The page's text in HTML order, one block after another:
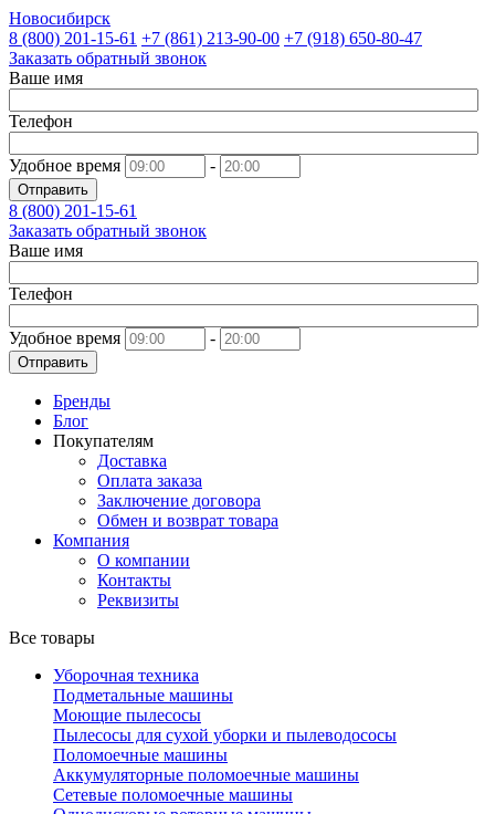
Новосибирск
8 (800) 201-15-61 +7 (861) 213-90-00 +7 (918) 650-80-47
Заказать обратный звонок
Ваше имя
Телефон
Удобное время -
Отправить
8 (800) 201-15-61
Заказать обратный звонок
Ваше имя
Телефон
Удобное время -
Отправить
Бренды
Блог
Покупателям
Доставка
Оплата заказа
Заключение договора
Обмен и возврат товара
Компания
О компании
Контакты
Реквизиты
Все товары
Уборочная техника
Подметальные машины
Моющие пылесосы
Пылесосы для сухой уборки и пылеводососы
Поломоечные машины
Аккумуляторные поломоечные машины
Сетевые поломоечные машины